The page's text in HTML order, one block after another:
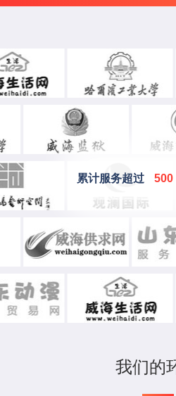
累计服务超过 500
我们的